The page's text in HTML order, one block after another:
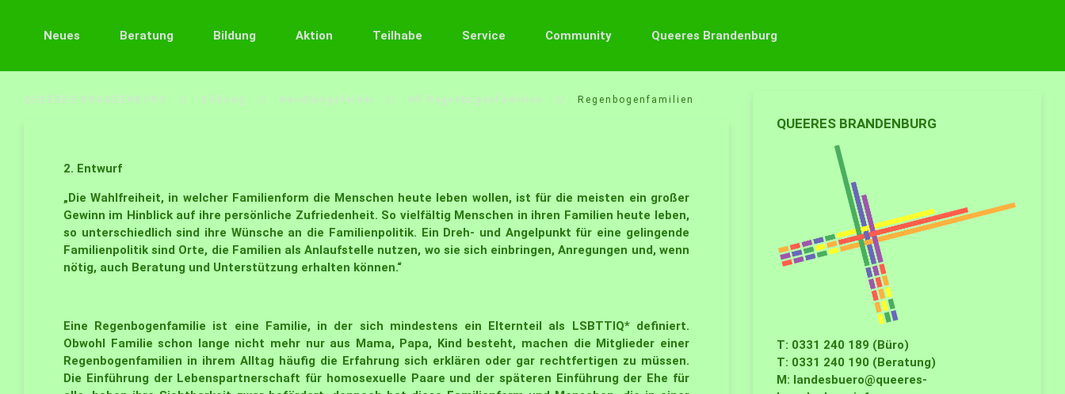
Neues Beratung Bildung Aktion Teilhabe Service Community Queeres Brandenburg
QUEERES BRANDENBURG Bildung Handlungsfelder HF Regenbogenfamilien Regenbogenfamilien
2. Entwurf
„Die Wahlfreiheit, in welcher Familienform die Menschen heute leben wollen, ist für die meisten ein großer
Gewinn im Hinblick auf ihre persönliche Zufriedenheit. So vielfältig Menschen in ihren Familien heute leben,
so unterschiedlich sind ihre Wünsche an die Familienpolitik. Ein Dreh- und Angelpunkt für eine gelingende
Familienpolitik sind Orte, die Familien als Anlaufstelle nutzen, wo sie sich einbringen, Anregungen und, wenn
nötig, auch Beratung und Unterstützung erhalten können.“
Eine Regenbogenfamilie ist eine Familie, in der sich mindestens ein Elternteil als LSBTTIQ* definiert.
Obwohl Familie schon lange nicht mehr nur aus Mama, Papa, Kind besteht, machen die Mitglieder einer
Regenbogenfamilien in ihrem Alltag häufig die Erfahrung sich erklären oder gar rechtfertigen zu müssen.
Die Einführung der Lebenspartnerschaft für homosexuelle Paare und der späteren Einführung der Ehe für
QUEERES BRANDENBURG
T: 0331 240 189 (Büro)
T: 0331 240 190 (Beratung)
M: landesbuero@queeres-